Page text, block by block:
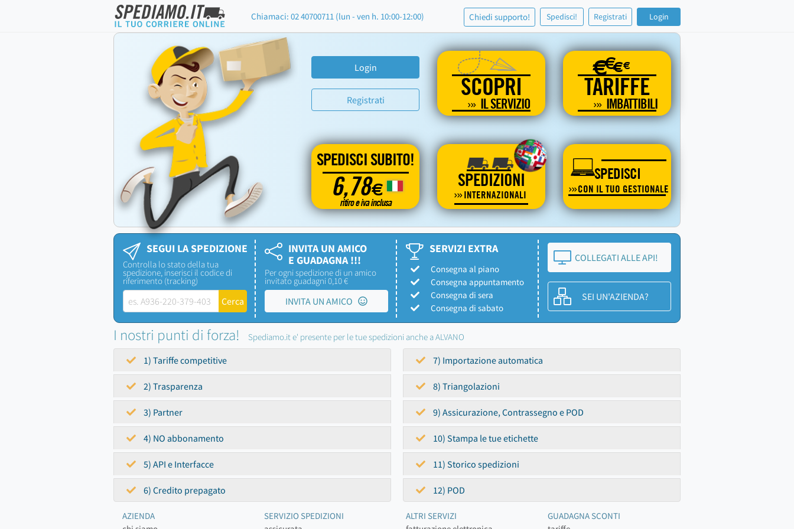
Chiamaci: 02 40700711 (lun - ven h. 10:00-12:00) Chiedi supporto! Spedisci! Registrati Login
Login
Registrati SCOPRI
IL SERVIZIO
€€€€
TARIFFE
IMBATTIBILI
SPEDISCI SUBITO!
6,78€
ritiro e iva inclusa
SPEDIZIONI
INTERNAZIONALI
SPEDISCI
CON IL TUO GESTIONALE
SEGUI LA SPEDIZIONE
Controlla lo stato della tua
spedizione, inserisci il codice di
riferimento (tracking)
INVITA UN AMICO
E GUADAGNA !!!
Per ogni spedizione di un amico
invitato guadagni 0,10 €
INVITA UN AMICO
SERVIZI EXTRA
Consegna al piano
Consegna appuntamento
Consegna di sera
Consegna di sabato
COLLEGATI ALLE API!
SEI UN'AZIENDA?
I nostri punti di forza! Spediamo.it e' presente per le tue spedizioni anche a ALVANO
1) Tariffe competitive
2) Trasparenza
3) Partner
4) NO abbonamento
5) API e Interfacce
6) Credito prepagato
7) Importazione automatica
8) Triangolazioni
9) Assicurazione, Contrassegno e POD
10) Stampa le tue etichette
11) Storico spedizioni
12) POD
AZIENDA
SERVIZIO SPEDIZIONI
ALTRI SERVIZI
GUADAGNA SCONTI